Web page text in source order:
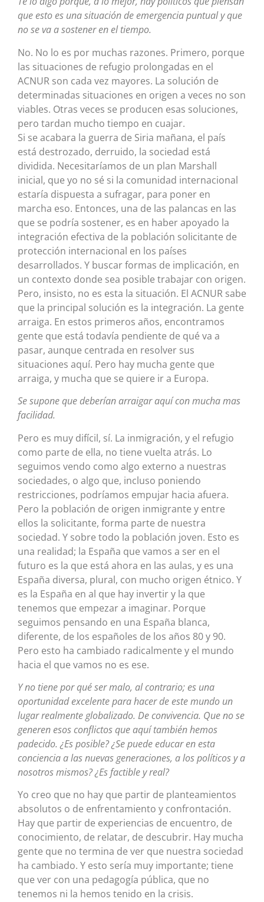
que esto es una situación de emergencia puntual y que
no se va a sostener en el tiempo.
No. No lo es por muchas razones. Primero, porque
las situaciones de refugio prolongadas en el
ACNUR son cada vez mayores. La solución de
determinadas situaciones en origen a veces no son
viables. Otras veces se producen esas soluciones,
pero tardan mucho tiempo en cuajar.
Si se acabara la guerra de Siria mañana, el país
está destrozado, derruido, la sociedad está
dividida. Necesitaríamos de un plan Marshall
inicial, que yo no sé si la comunidad internacional
estaría dispuesta a sufragar, para poner en
marcha eso. Entonces, una de las palancas en las
que se podría sostener, es en haber apoyado la
integración efectiva de la población solicitante de
protección internacional en los países
desarrollados. Y buscar formas de implicación, en
un contexto donde sea posible trabajar con origen.
Pero, insisto, no es esta la situación. El ACNUR sabe
que la principal solución es la integración. La gente
arraiga. En estos primeros años, encontramos
gente que está todavía pendiente de qué va a
pasar, aunque centrada en resolver sus
situaciones aquí. Pero hay mucha gente que
arraiga, y mucha que se quiere ir a Europa.
Se supone que deberían arraigar aquí con mucha mas
facilidad.
Pero es muy difícil, sí. La inmigración, y el refugio
como parte de ella, no tiene vuelta atrás. Lo
seguimos vendo como algo externo a nuestras
sociedades, o algo que, incluso poniendo
restricciones, podríamos empujar hacia afuera.
Pero la población de origen inmigrante y entre
ellos la solicitante, forma parte de nuestra
sociedad. Y sobre todo la población joven. Esto es
una realidad; la España que vamos a ser en el
futuro es la que está ahora en las aulas, y es una
España diversa, plural, con mucho origen étnico. Y
es la España en al que hay invertir y la que
tenemos que empezar a imaginar. Porque
seguimos pensando en una España blanca,
diferente, de los españoles de los años 80 y 90.
Pero esto ha cambiado radicalmente y el mundo
hacia el que vamos no es ese.
Y no tiene por qué ser malo, al contrario; es una
oportunidad excelente para hacer de este mundo un
lugar realmente globalizado. De convivencia. Que no se
generen esos conflictos que aquí también hemos
padecido. ¿Es posible? ¿Se puede educar en esta
conciencia a las nuevas generaciones, a los políticos y a
nosotros mismos? ¿Es factible y real?
Yo creo que no hay que partir de planteamientos
absolutos o de enfrentamiento y confrontación.
Hay que partir de experiencias de encuentro, de
conocimiento, de relatar, de descubrir. Hay mucha
gente que no termina de ver que nuestra sociedad
ha cambiado. Y esto sería muy importante; tiene
que ver con una pedagogía pública, que no
tenemos ni la hemos tenido en la crisis.